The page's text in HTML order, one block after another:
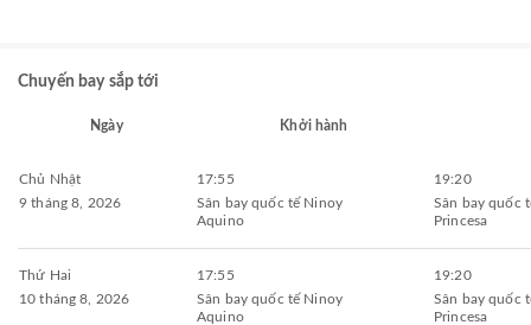
Chuyến bay sắp tới
Ngày Khởi hành
Chủ Nhật
9 tháng 8, 2026
17:55
Sân bay quốc tế Ninoy
Aquino
19:20
Sân bay quốc
Princesa
Thứ Hai
10 tháng 8, 2026
17:55
Sân bay quốc tế Ninoy
Aquino
19:20
Sân bay quốc
Princesa